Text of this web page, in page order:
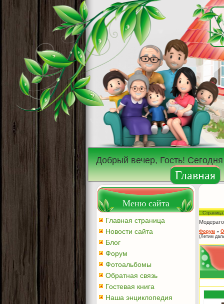
Добрый вечер, Гость!
Главная
Меню сайта
Главная страница
Новости сайта
Блог
Форум
Фотоальбомы
Обратная связь
Гостевая книга
Наша энциклопедия
Страница
Форум »
(Летим